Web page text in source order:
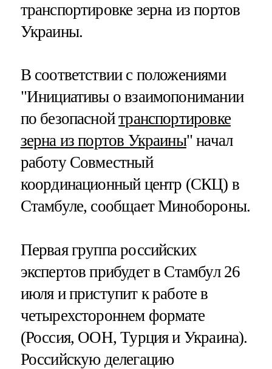
транспортировке зерна из портов
Украины.
В соответствии с положениями
"Инициативы о взаимопонимании
по безопаснойтранспортировке
зерна из портов Украины" начал
работу Совместный
координационный центр (СКЦ) в
Стамбуле, сообщает Минобороны.
Первая группа российских
экспертов прибудет в Стамбул 26
июля и приступит к работе в
четырехстороннем формате
(Россия, ООН, Турция и Украина).
Российскую делегацию